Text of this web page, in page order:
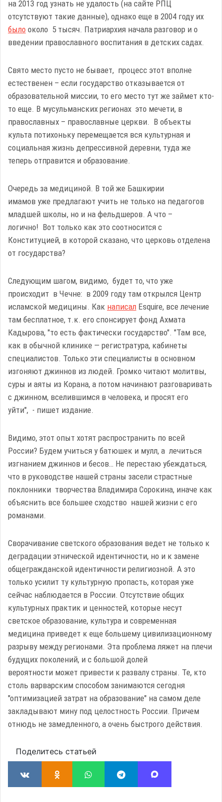
на 2013 год узнать не удалость (на сайте РПЦ
отсутствуют такие данные), однако еще в 2004 году их
было около 5 тысяч. Патриархия начала разговор и о
введении православного воспитания в детских садах.
Свято место пусто не бывает, процесс этот вполне
естественен – если государство отказывается от
образовательной миссии, то его место тут же займет кто-
то еще. В мусульманских регионах это мечети, в
православных – православные церкви. В объекты
культа потихоньку перемещается вся культурная и
социальная жизнь депрессивной деревни, туда же
теперь отправится и образование.
Очередь за медициной. В той же Башкирии
имамов уже предлагают учить не только на педагогов
младшей школы, но и на фельдшеров. А что –
логично! Вот только как это соотносится с
Конституцией, в которой сказано, что церковь отделена
от государства?
Следующим шагом, видимо, будет то, что уже
происходит в Чечне: в 2009 году там открылся Центр
исламской медицины. Как написал Esquire, все лечение
там бесплатное, т.к. его спонсирует фонд Ахмата
Кадырова, "то есть фактически государство". "Там все,
как в обычной клинике — регистратура, кабинеты
специалистов. Только эти специалисты в основном
изгоняют джиннов из людей. Громко читают молитвы,
суры и аяты из Корана, а потом начинают разговаривать
с джинном, вселившимся в человека, и просят его
уйти", - пишет издание.
Видимо, этот опыт хотят распространить по всей
России? Будем учиться у батюшек и мулл, а лечиться
изгнанием джиннов и бесов… Не перестаю убеждаться,
что в руководстве нашей страны засели страстные
поклонники творчества Владимира Сорокина, иначе как
объяснить все большее сходство нашей жизни с его
романами.
Сворачивание светского образования ведет не только к
деградации этнической идентичности, но и к замене
общегражданской идентичности религиозной. А это
только усилит ту культурную пропасть, которая уже
сейчас наблюдается в России. Отсутствие общих
культурных практик и ценностей, которые несут
светское образование, культура и современная
медицина приведет к еще большему цивилизационному
разрыву между регионами. Эта проблема ляжет на плечи
будущих поколений, и с большой долей
вероятности может привести к развалу страны. Те, кто
столь варварским способом занимаются сегодня
"оптимизацией затрат на образование" на самом деле
закладывают мину под целостность России. Причем
отнюдь не замедленного, а очень быстрого действия.
Поделитесь статьей